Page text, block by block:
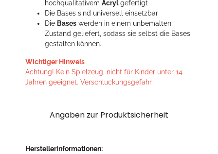
hochqualitativem Acryl gefertigt
Die Bases sind universell einsetzbar
Die Bases werden in einem unbemalten
Zustand geliefert, sodass sie selbst die Bases
gestalten können.
Wichtiger Hinweis
Achtung! Kein Spielzeug, nicht für Kinder unter 14
Jahren geeignet. Verschluckungsgefahr.
Angaben zur Produktsicherheit
Herstellerinformationen: